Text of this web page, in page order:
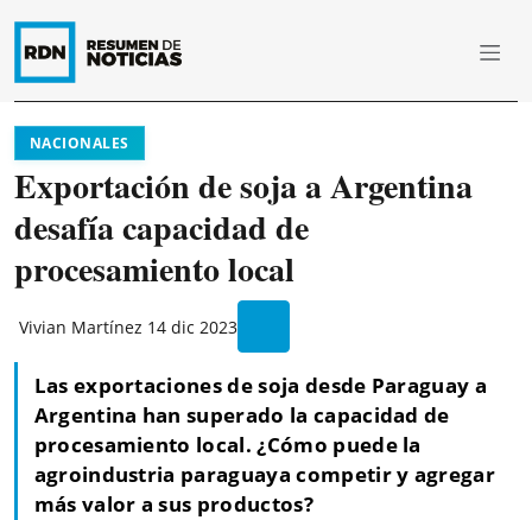
NACIONALES
Exportación de soja a Argentina
desafía capacidad de
procesamiento local
Vivian Martínez 14 dic 2023
Las exportaciones de soja desde Paraguay a
Argentina han superado la capacidad de
procesamiento local. ¿Cómo puede la
agroindustria paraguaya competir y agregar
más valor a sus productos?